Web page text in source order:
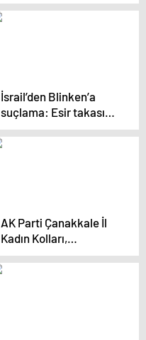
operasyonlarını askıya
İsrail’den Blinken’a
suçlama: Esir takası
müzakerelerini tasfiye
etti
AK Parti Çanakkale İl
Kadın Kolları,
Gazze’deki Anneler İçin
Basın Açıklaması Yaptı